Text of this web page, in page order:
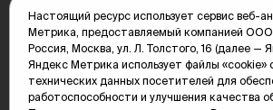
kika@vsluh.ru
По вопросам рекламы:
(3452) 68-89-78
kotovaev@sibinformburo.ru
mim@vsluh.ru
Настоящий ресурс использует сервис веб-
Метрика, предоставляемый компанией ООО
Россия, Москва, ул. Л. Толстого, 16 (далее —
Яндекс Метрика использует файлы «cookie»
технических данных посетителей для
работоспособности и улучшения качества